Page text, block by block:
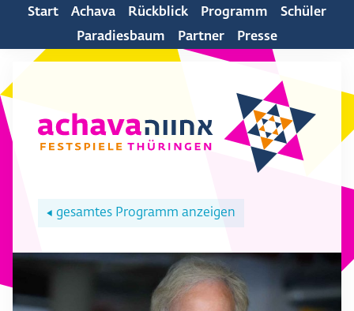
Start Achava Rückblick Programm
Schüler
Paradiesbaum
Partner Presse
◀ gesamtes Programm anzeigen